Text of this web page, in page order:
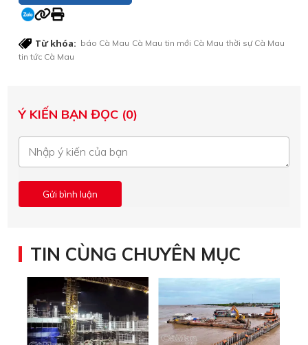
Từ khóa: báo Cà Mau Cà Mau tin mới Cà Mau thời sự Cà Mau
tin tức Cà Mau
Ý KIẾN BẠN ĐỌC (0)
TIN CÙNG CHUYÊN MỤC